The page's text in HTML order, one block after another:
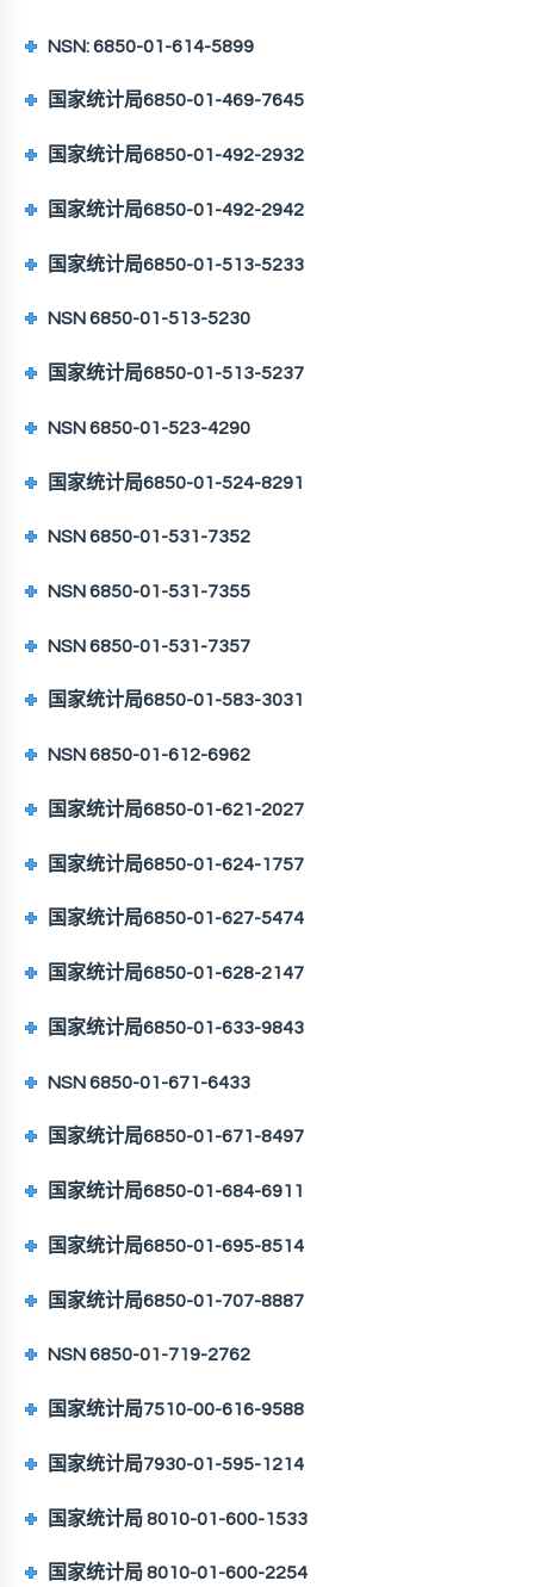
NSN: 6850-01-614-5899
国家统计局6850-01-469-7645
国家统计局6850-01-492-2932
国家统计局6850-01-492-2942
国家统计局6850-01-513-5233
NSN 6850-01-513-5230
国家统计局6850-01-513-5237
NSN 6850-01-523-4290
国家统计局6850-01-524-8291
NSN 6850-01-531-7352
NSN 6850-01-531-7355
NSN 6850-01-531-7357
国家统计局6850-01-583-3031
NSN 6850-01-612-6962
国家统计局6850-01-621-2027
国家统计局6850-01-624-1757
国家统计局6850-01-627-5474
国家统计局6850-01-628-2147
国家统计局6850-01-633-9843
NSN 6850-01-671-6433
国家统计局6850-01-671-8497
国家统计局6850-01-684-6911
国家统计局6850-01-695-8514
国家统计局6850-01-707-8887
NSN 6850-01-719-2762
国家统计局7510-00-616-9588
国家统计局7930-01-595-1214
国家统计局 8010-01-600-1533
国家统计局 8010-01-600-2254